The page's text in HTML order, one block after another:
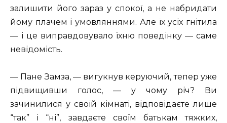
залишити його зараз у спокої, а не набридати
йому плачем і умовляннями. Але їх усіх гнітила
— і це виправдовувало їхню поведінку — саме
невідомість.
— Пане Замза, — вигукнув керуючий, тепер уже
підвищивши голос, — у чому річ? Ви
зачинилися у своїй кімнаті, відповідаєте лише
“так” і “ні”, завдаєте своїм батькам тяжких,